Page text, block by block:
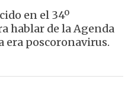
en el 34º
hablar de la Agenda
era poscoronavirus.